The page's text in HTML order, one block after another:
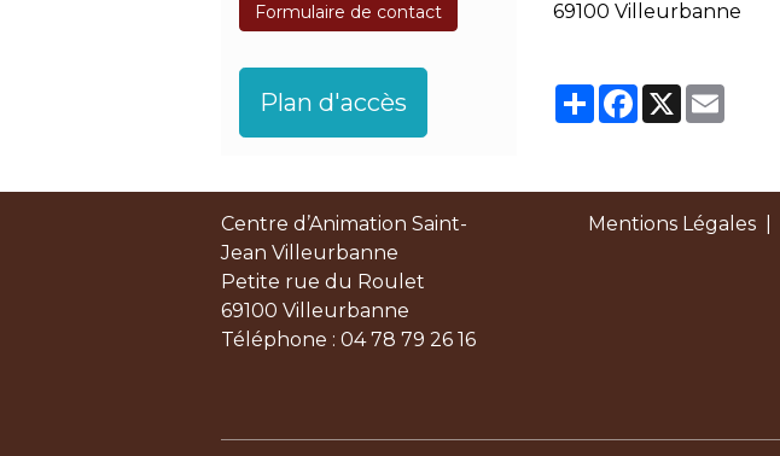
69100 Villeurbanne
PartagerFacebook
X Email
Formulaire de contact
Plan d'accès
Centre d’Animation Saint-
Jean Villeurbanne
Petite rue du Roulet
69100 Villeurbanne
Téléphone : 04 78 79 26 16
Mentions Légales|